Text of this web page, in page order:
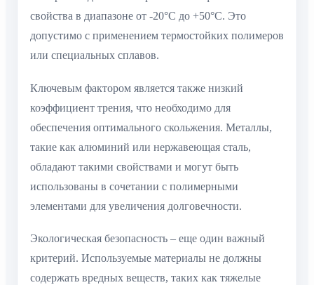
свойства в диапазоне от -20°C до +50°C. Это
допустимо с применением термостойких полимеров
или специальных сплавов.
Ключевым фактором является также низкий
коэффициент трения, что необходимо для
обеспечения оптимального скольжения. Металлы,
такие как алюминий или нержавеющая сталь,
обладают такими свойствами и могут быть
использованы в сочетании с полимерными
элементами для увеличения долговечности.
Экологическая безопасность – еще один важный
критерий. Используемые материалы не должны
содержать вредных веществ, таких как тяжелые